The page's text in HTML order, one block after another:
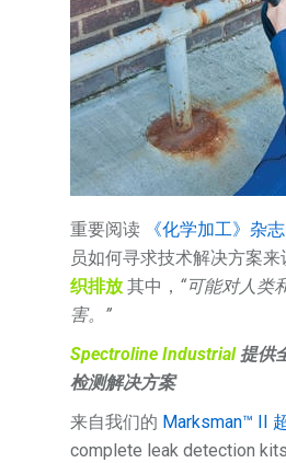
重要阅读 《化学加工》杂志
员如何寻求技术解决方案
织排放 其中， “可能对人类
害。”
Spectroline Industrial 提供
检测解决方案
来自我们的 Marksman™ II
complete leak detection